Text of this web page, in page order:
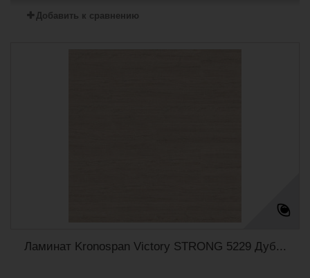
Добавить к сравнению
Ламинат Kronospan Victory STRONG 5229 Дуб...